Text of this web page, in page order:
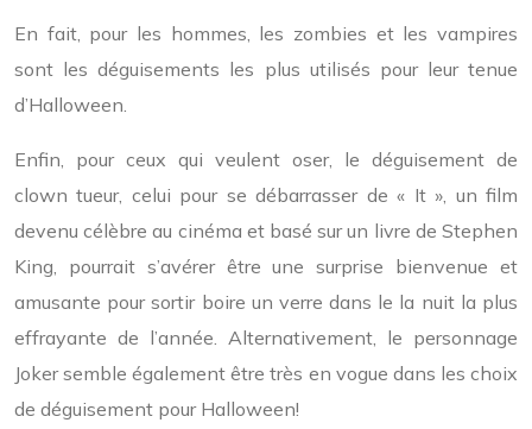
En fait, pour les hommes, les zombies et les vampires
sont les déguisements les plus utilisés pour leur tenue
d’Halloween.
Enfin, pour ceux qui veulent oser, le déguisement de
clown tueur, celui pour se débarrasser de « It », un film
devenu célèbre au cinéma et basé sur un livre de Stephen
King, pourrait s’avérer être une surprise bienvenue et
amusante pour sortir boire un verre dans le la nuit la plus
effrayante de l’année. Alternativement, le personnage
Joker semble également être très en vogue dans les choix
de déguisement pour Halloween!